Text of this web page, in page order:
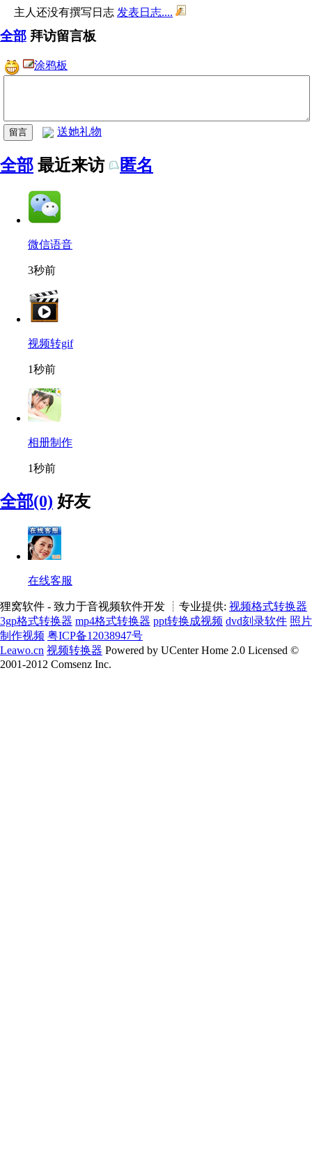
主人还没有撰写日志 发表日志....
全部 拜访留言板
涂鸦板
送她礼物
全部 最近来访 匿名
微信语音
3秒前
视频转gif
1秒前
相册制作
1秒前
全部(0) 好友
在线客服
狸窝软件 - 致力于音视频软件开发 ┊专业提供: 视频格式转换器
3gp格式转换器 mp4格式转换器 ppt转换成视频 dvd刻录软件 照片
制作视频 粤ICP备12038947号
Leawo.cn 视频转换器 Powered by UCenter Home 2.0 Licensed ©
2001-2012 Comsenz Inc.